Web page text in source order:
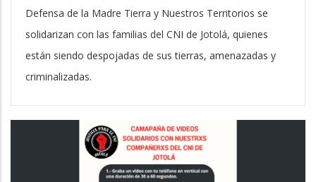
Defensa de la Madre Tierra y Nuestros Territorios se
solidarizan con las familias del CNI de Jotolá, quienes
están siendo despojadas de sus tierras, amenazadas y
criminalizadas.